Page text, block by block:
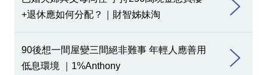
+退休應如何分配？｜財智姊妹淘
90後想一間屋變三間絕非難事 年輕人應善用
低息環境 ｜1%Anthony